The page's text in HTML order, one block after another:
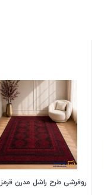
روفرشی طرح راشل مدرن قرمز